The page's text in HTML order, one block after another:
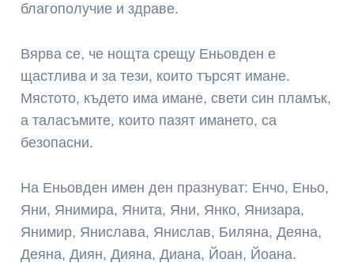
благополучие и здраве.
Вярва се, че нощта срещу Еньовден е
щастлива и за тези, които търсят имане.
Мястото, където има имане, свети син пламък,
а таласъмите, които пазят имането, са
безопасни.
На Еньовден имен ден празнуват: Енчо, Еньо,
Яни, Янимира, Янита, Яни, Янко, Янизара,
Янимир, Янислава, Янислав, Биляна, Деяна,
Деяна, Диян, Дияна, Диана, Йоан, Йоана.